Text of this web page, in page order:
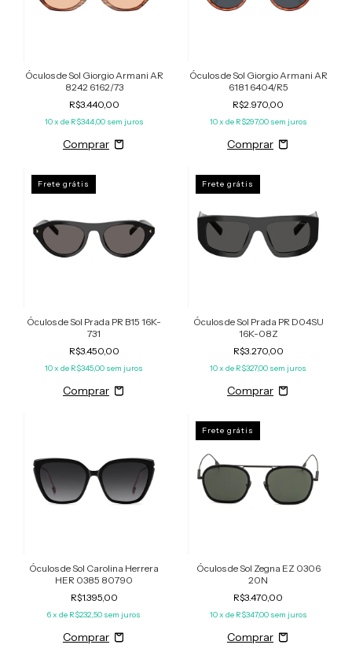
Óculos de Sol Giorgio Armani AR
8242 6162/73
R$3.440,00
10x de R$344,00 sem juros
Óculos de Sol Giorgio Armani AR
6181 6404/R5
R$2.970,00
10x de R$297,00 sem juros
Frete grátis
Óculos de Sol Prada PR B15 16K-
731
R$3.450,00
10x de R$345,00 sem juros
Frete grátis
Óculos de Sol Prada PR D04SU
16K-08Z
R$3.270,00
10x de R$327,00 sem juros
Óculos de Sol Carolina Herrera
HER 0385 80790
R$1.395,00
6x de R$232,50 sem juros
Frete grátis
Óculos de Sol Zegna EZ 0306
20N
R$3.470,00
10x de R$347,00 sem juros